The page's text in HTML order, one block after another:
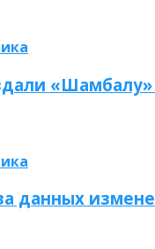
«Шамбалу»
данных